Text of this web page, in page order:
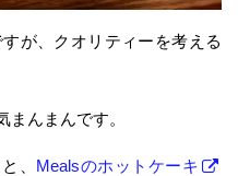
が、クオリティーを考える
んまんです。
、 Mealsのホットケーキ